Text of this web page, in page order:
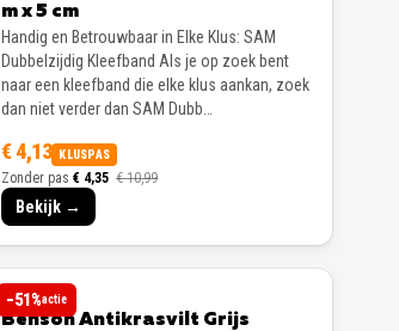
m x 5 cm
Handig en Betrouwbaar in Elke Klus: SAM
Dubbelzijdig Kleefband Als je op zoek bent
naar een kleefband die elke klus aankan, zoek
dan niet verder dan SAM Dubb…
€ 4,13 KLUSPAS
Zonder pas € 4,35 € 10,99
Bekijk →
−51%actie
BENSON
Benson Antikrasvilt Grijs